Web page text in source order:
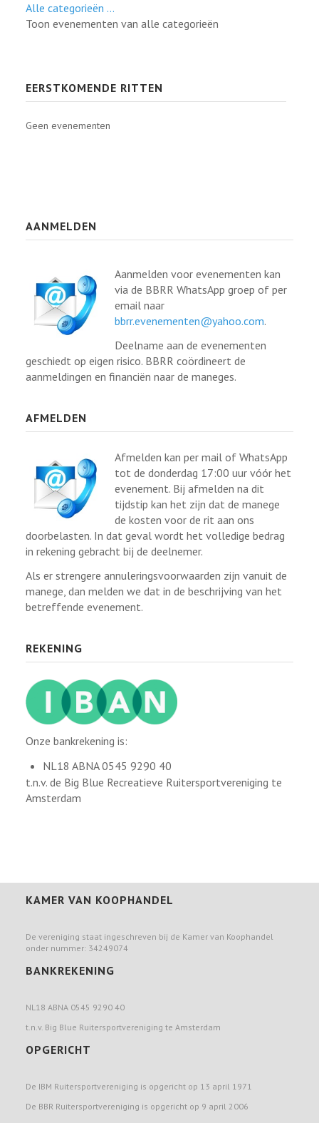
Alle categorieën ...
Toon evenementen van alle categorieën
EERSTKOMENDE RITTEN
Geen evenementen
AANMELDEN
Aanmelden voor evenementen kan
via de BBRR WhatsApp groep of per
email naar
bbrr.evenementen@yahoo.com.
Deelname aan de evenementen
geschiedt op eigen risico. BBRR coördineert de
aanmeldingen en financiën naar de maneges.
AFMELDEN
Afmelden kan per mail of WhatsApp
tot de donderdag 17:00 uur vóór het
evenement. Bij afmelden na dit
tijdstip kan het zijn dat de manege
de kosten voor de rit aan ons
doorbelasten. In dat geval wordt het volledige bedrag
in rekening gebracht bij de deelnemer.
Als er strengere annuleringsvoorwaarden zijn vanuit de
manege, dan melden we dat in de beschrijving van het
betreffende evenement.
REKENING
Onze bankrekening is:
NL18 ABNA 0545 9290 40
t.n.v. de Big Blue Recreatieve Ruitersportvereniging te
Amsterdam
KAMER VAN KOOPHANDEL
De vereniging staat ingeschreven bij de Kamer van Koophandel
onder nummer: 34249074
BANKREKENING
NL18 ABNA 0545 9290 40
t.n.v. Big Blue Ruitersportvereniging te Amsterdam
OPGERICHT
De IBM Ruitersportvereniging is opgericht op 13 april 1971
De BBR Ruitersportvereniging is opgericht op 9 april 2006